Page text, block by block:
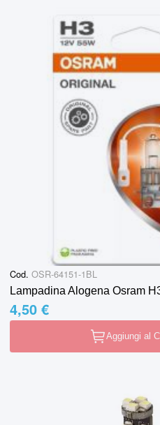
Cod. OSR-64151-1BL
Lampadina Alogena Osram
4,50 €
Aggiungi al